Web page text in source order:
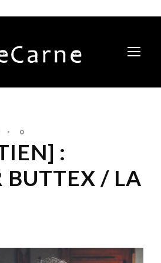
• 0
:
BUTTEX / LA